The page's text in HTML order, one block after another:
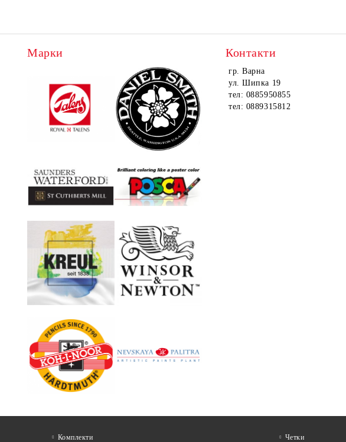
Марки Контакти
гр. Варна
ул. Шипка 19
тел: 0885950855
тел: 0889315812
Комплекти
Четки